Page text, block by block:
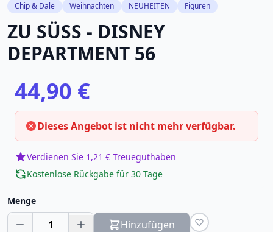
Chip & Dale Weihnachten NEUHEITEN Figuren
ZU SÜSS - DISNEY
DEPARTMENT 56
44,90 €
Dieses Angebot ist nicht mehr verfügbar.
Verdienen Sie 1,21 € Treueguthaben
Kostenlose Rückgabe für 30 Tage
Menge
1 Hinzufügen